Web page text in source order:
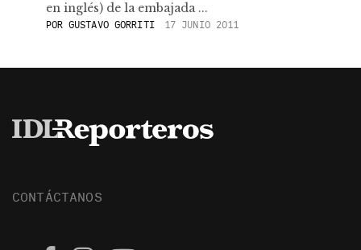
en inglés) de la embajada ...
POR GUSTAVO GORRITI 17 JUNIO 2011
CONTÁCTANOS